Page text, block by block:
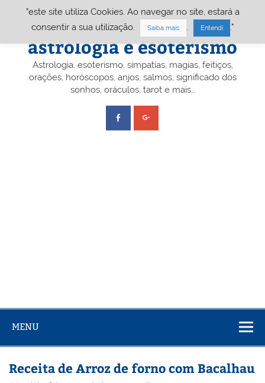
Portal A&E – Portal
astrologia e esoterismo
Astrologia, esoterismo, simpatias, magias, feitiços,
orações, horóscopos, anjos, salmos, significado dos
sonhos, oráculos, tarot e mais…
MENU
Receita de Arroz de forno com Bacalhau
"este site utiliza Cookies. Ao navegar no site, estará a
consentir a sua utilização.
Saiba mais Entendi ."